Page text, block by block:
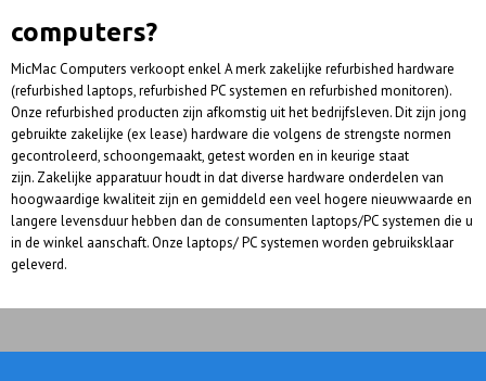
computers?
MicMac Computers verkoopt enkel A merk zakelijke refurbished hardware
(refurbished laptops, refurbished PC systemen en refurbished monitoren).
Onze refurbished producten zijn afkomstig uit het bedrijfsleven. Dit zijn jong
gebruikte zakelijke (ex lease) hardware die volgens de strengste normen
gecontroleerd, schoongemaakt, getest worden en in keurige staat
zijn. Zakelijke apparatuur houdt in dat diverse hardware onderdelen van
hoogwaardige kwaliteit zijn en gemiddeld een veel hogere nieuwwaarde en
langere levensduur hebben dan de consumenten laptops/PC systemen die u
in de winkel aanschaft. Onze laptops/ PC systemen worden gebruiksklaar
geleverd.